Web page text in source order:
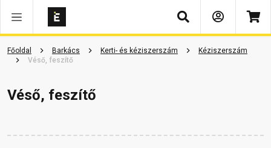
Keresés
Főoldal Barkács Kerti- és kéziszerszám
Kéziszerszám
Véső, feszítő
Véső, feszítő